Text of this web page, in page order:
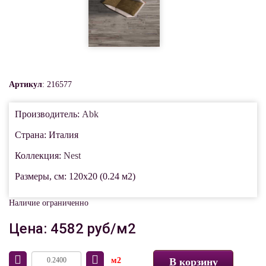
Артикул: 216577
Производитель: Abk
Страна: Италия
Коллекция: Nest
Размеры, см: 120x20 (0.24 м2)
Наличие ограниченно
Цена: 4582 руб/м2
м2 В корзину